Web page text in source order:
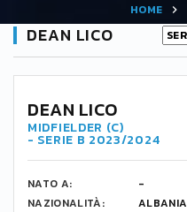
HOME
DEAN LICO
DEAN LICO
MIDFIELDER (C)
- SERIE B 2023/2024
NATO A:
-
NAZIONALITÀ:
ALBANIA